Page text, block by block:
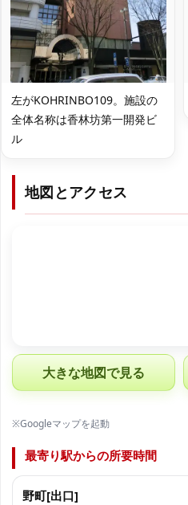
左がKOHRINBO109。施設の
全体名称は香林坊第一開発ビ
ル
地図とアクセス
大きな地図で見る
※Googleマップを起動
最寄り駅からの所要時間
野町[出口]